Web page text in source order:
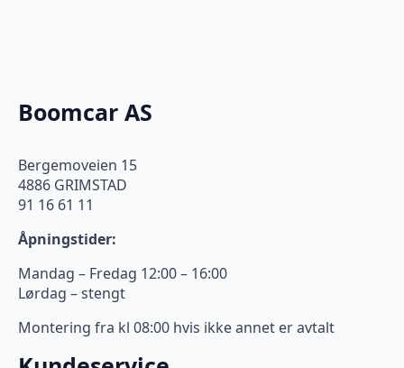
Boomcar AS
Bergemoveien 15
4886 GRIMSTAD
91 16 61 11
Åpningstider:
Mandag – Fredag 12:00 – 16:00
Lørdag – stengt
Montering fra kl 08:00 hvis ikke annet er avtalt